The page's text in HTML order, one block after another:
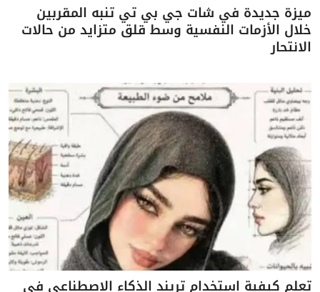
ميزة جديدة في شات جي بي تي تنبه المقربين
خلال الأزمات النفسية وسط قلق متزايد من حالات
الانتحار
تعلم كيفية استخدام تريند الذكاء الاصطناعي في